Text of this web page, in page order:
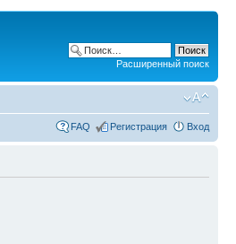
Расширенный поиск
FAQ Регистрация Вход